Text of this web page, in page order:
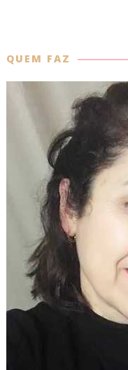
QUEM FAZ